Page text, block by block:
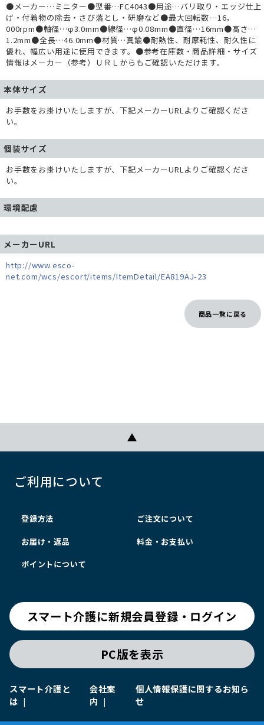
●メーカー…ミニター●型番…FC4043●用途…バリ取り・エッジ仕上
げ・付着物の除去・さび落とし・研磨など●最大回転数…16，
000rpm●軸径…φ3.0mm●線径…φ0.08mm●直径…16mm●高さ…
1.2mm●全長…46.0mm●材質…真鍮●耐熱性、耐摩耗性、耐久性に
優れ、幅広い用途に使用できます。●参考在庫数・商品詳細・サイズ
情報はメーカー（参考）ＵＲＬからもご確認いただけます。
本体サイズ
お手数をお掛けいたしますが、下記メーカーURLよりご確認くださ
い。
個装サイズ
お手数をお掛けいたしますが、下記メーカーURLよりご確認くださ
い。
環境配慮
メーカーURL
http://www.esco-
net.com/wcs/escort/items/ItemDetail/EA819AJ-23
商品一覧に戻る
ご利用について
登録方法 ご注文について
お届け・返品 料金・お支払い
ポイントについて
スマート介護に新規会員登録・ログイン
PC版を表示
スマート介護と
は
会社案
内
個人情報保護に関するお知ら
せ